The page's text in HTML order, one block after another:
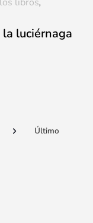
luciérnaga
Último